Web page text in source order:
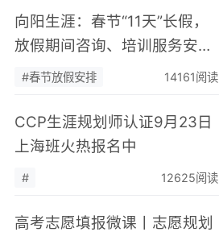
向阳生涯：春节“11天”长假，
放假期间咨询、培训服务安排
来了！
#春节放假安排 14161阅读
CCP生涯规划师认证9月23日
上海班火热报名中
# 12625阅读
高考志愿填报微课丨志愿规划